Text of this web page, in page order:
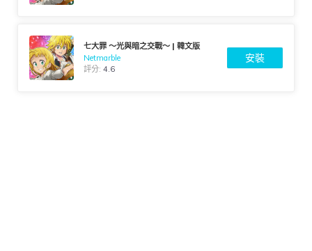
七大罪 ～光與暗之交戰～ | 韓文版
Netmarble
評分:4.6
安裝